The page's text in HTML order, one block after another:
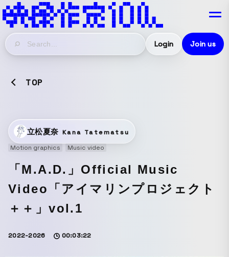
Login Join us
TOP
立松夏奈 Kana Tatematsu
Motion graphics
Music video
「M.A.D.」Official Music
Video「アイマリンプロジェクト
＋＋」vol.1
2022-2026 00:03:22